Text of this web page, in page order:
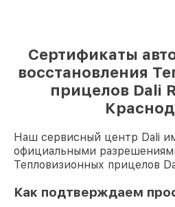
Сертификаты
восстановления
прицелов Dali
Наш сервисный центр Dali
официальными
Тепловизионных прицелов
Как подтверждаем